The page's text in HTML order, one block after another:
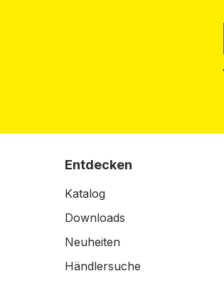
Entdecken
Katalog
Downloads
Neuheiten
Händlersuche